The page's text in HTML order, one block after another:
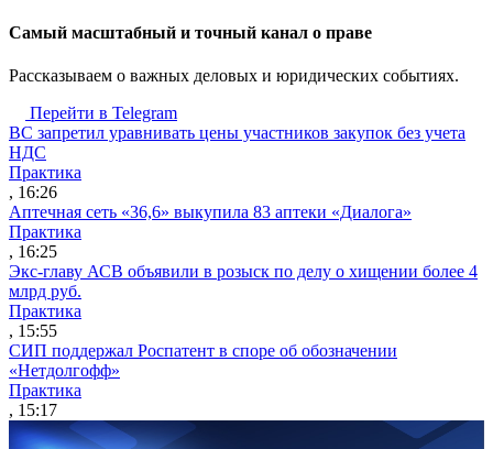
Cамый масштабный и точный канал о праве
Рассказываем о важных деловых и юридических событиях.
Перейти в Telegram
ВС запретил уравнивать цены участников закупок без учета
НДС
Практика
, 16:26
Аптечная сеть «36,6» выкупила 83 аптеки «Диалога»
Практика
, 16:25
Экс-главу АСВ объявили в розыск по делу о хищении более 4
млрд руб.
Практика
, 15:55
СИП поддержал Роспатент в споре об обозначении
«Нетдолгофф»
Практика
, 15:17